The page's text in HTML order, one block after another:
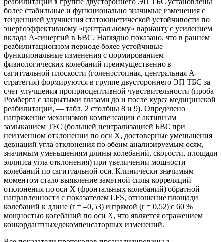
более стабильные и функционально значимые изменения с
тенденцией улучшения статокинетической устойчивости по
энергоэффективному «центральному» варианту с усилением
вклада А-синергий в БВС. Наглядно показано, что в раннем
реабилитационном периоде более устойчивые
функциональные изменения с формированием
физиологических колебаний преимущественно в
сагиттальной плоскости (голеностопная, центральная А-
стратегия) формируются в группе двустороннего ЭП ТБС за
счет улучшения проприоцептивной чувствительности (проба
Ромберга с закрытыми глазами до и после курса медицинской
реабилитации, — табл. 2 столбцы 8 и 9). Определено
напряжение механизмов компенсации с активным
замыканием ТБС (большей централизацией БВС при
неизменном отклонении по оси Х, достоверные уменьшения
девиаций угла отклонения по обеим анализируемым осям,
значимым уменьшениям длины колебаний, скорости, площади
эллипса угла отклонения) при увеличении мощности
колебаний по сагиттальной оси. Клинически значимым
моментом стало выявление заметной силы корреляций
отклонения по оси Х (фронтальных колебаний) обратной
направленности с показателем LFS, отношение площади
колебаний к длине (r = –0,53) и прямой (r = 0,52) с 60 %
мощностью колебаний по оси Х, что является отражением
конкордантных/декомпенсаторных изменений.